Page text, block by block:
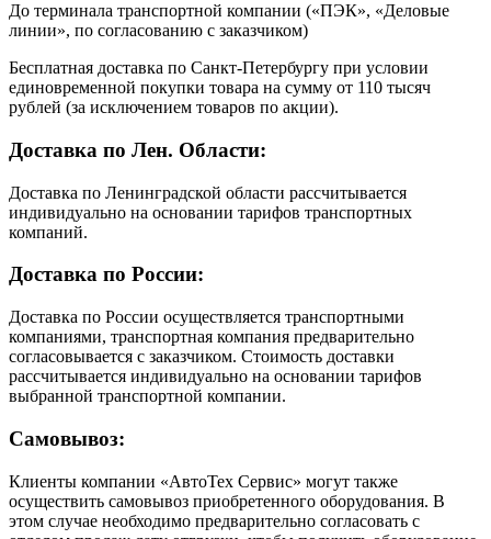
До терминала транспортной компании («ПЭК», «Деловые
линии», по согласованию с заказчиком)
Бесплатная доставка по Санкт-Петербургу при условии
единовременной покупки товара на сумму от 110 тысяч
рублей (за исключением товаров по акции).
Доставка по Лен. Области:
Доставка по Ленинградской области рассчитывается
индивидуально на основании тарифов транспортных
компаний.
Доставка по России:
Доставка по России осуществляется транспортными
компаниями, транспортная компания предварительно
согласовывается с заказчиком. Стоимость доставки
рассчитывается индивидуально на основании тарифов
выбранной транспортной компании.
Самовывоз:
Клиенты компании «АвтоТех Сервис» могут также
осуществить самовывоз приобретенного оборудования. В
этом случае необходимо предварительно согласовать с